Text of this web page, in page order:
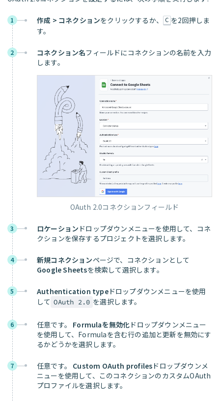
1 作成 > コネクションをクリックするか、 C を2回押しま
す。
2 コネクション名フィールドにコネクションの名前を入力
します。
OAuth 2.0コネクションフィールド
3 ロケーション ドロップダウンメニューを使用して、コネ
クションを保存するプロジェクトを選択します。
4 新規コネクションページで、コネクションとして
Google Sheetsを検索して選択します。
5 Authentication typeドロップダウンメニューを使用
して OAuth 2.0 を選択します。
6 任意です。 Formulaを無効化 ドロップダウンメニュー
を使用して、Formulaを含む行の追加と更新を無効にす
るかどうかを選択します。
7 任意です。 Custom OAuth profiles ドロップダウンメ
ニューを使用して、このコネクションのカスタムOAuth
プロファイルを選択します。